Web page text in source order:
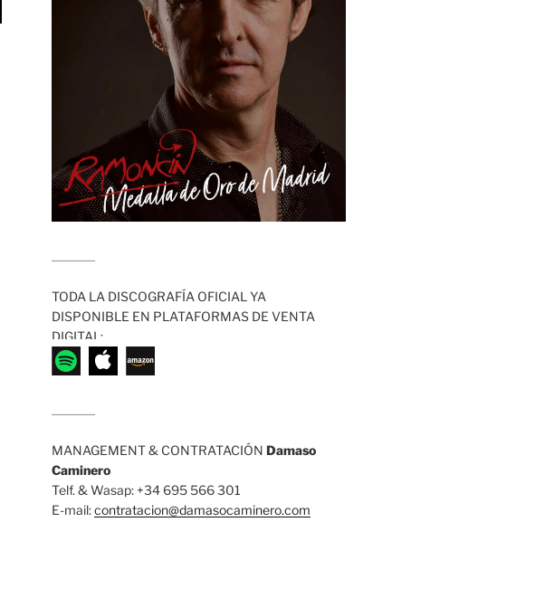
TODA LA DISCOGRAFÍA OFICIAL YA
DISPONIBLE EN PLATAFORMAS DE VENTA
DIGITAL:
MANAGEMENT & CONTRATACIÓN Damaso
Caminero
Telf. & Wasap: +34 695 566 301
E-mail:contratacion@damasocaminero.com